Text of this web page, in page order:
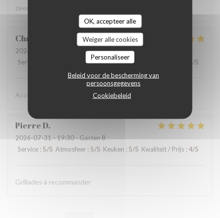
OK, accepteer alle
Weiger alle cookies
Personaliseer
Beleid voor de bescherming van
persoonsgegevens
Cookiebeleid
zeer lekker gegeten, zeer vriendelijke bediening
Christine
2026-08-02
- 19:15 - Gasten 2
Service
Atmosfeer:5/5 Keuken:5/5 /5
Accueil chaleureux , professionnel
PierreD
2026-07-31- 19:30 - Gasten 8
Service : 5/5 Atmosfeer : 5/5 Keuken : 5/5 Kwaliteit / Prijs : 4/5
Grillades à recommander